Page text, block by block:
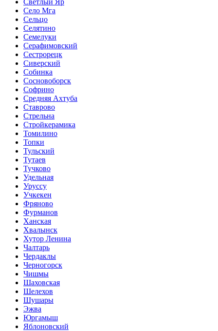
Село Мга
Сельцо
Селятино
Семелуки
Серафимовский
Сестрорецк
Сиверский
Собинка
Сосновоборск
Софрино
Средняя Ахтуба
Ставрово
Стрельна
Стройкерамика
Томилино
Топки
Тульский
Тутаев
Тучково
Удельная
Уруссу
Учкекен
Фряново
Фурманов
Ханская
Хвалынск
Хутор Ленина
Чалтарь
Чердаклы
Черногорск
Чишмы
Шаховская
Шелехов
Шушары
Эжва
Юргамыш
Яблоновский